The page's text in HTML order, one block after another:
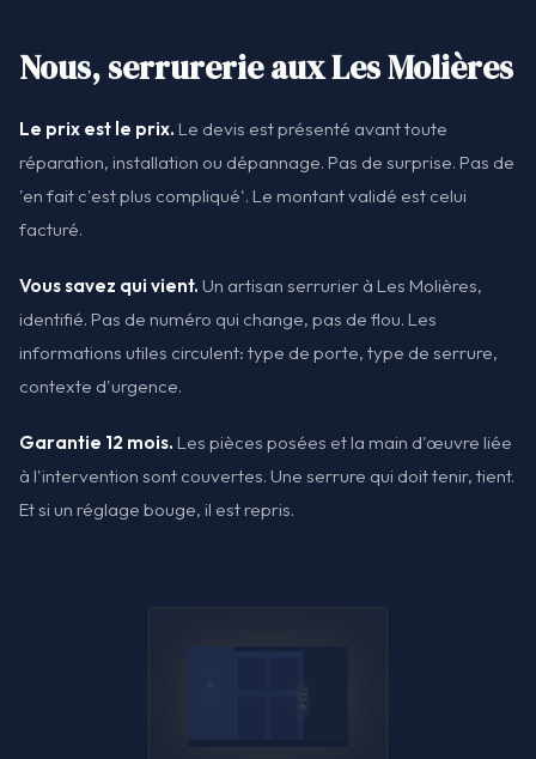
Nous, serrurerie aux Les Molières
Le prix est le prix. Le devis est présenté avant toute
réparation, installation ou dépannage. Pas de surprise. Pas de
'en fait c'est plus compliqué'. Le montant validé est celui
facturé.
Vous savez qui vient. Un artisan serrurier à Les Molières,
identifié. Pas de numéro qui change, pas de flou. Les
informations utiles circulent: type de porte, type de serrure,
contexte d'urgence.
Garantie 12 mois. Les pièces posées et la main d'œuvre liée
à l'intervention sont couvertes. Une serrure qui doit tenir, tient.
Et si un réglage bouge, il est repris.